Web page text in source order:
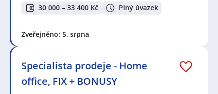
30 000 – 33 400 Kč Plný úvazek
Zveřejněno: 5. srpna
Specialista prodeje - Home
office, FIX + BONUSY